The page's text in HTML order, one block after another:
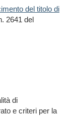
del titolo di
2641 del
di
e criteri per la